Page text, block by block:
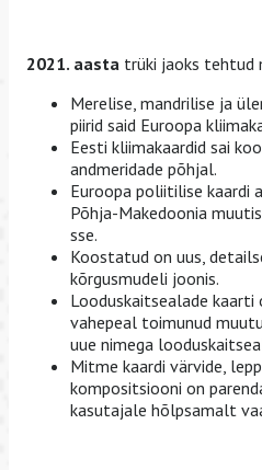
2021. aasta trüki jaoks tehtud
Merelise, mandrilise ja
piirid said Euroopa
Eesti kliimakaardid sai
andmeridade põhjal.
Euroopa poliitilise kaardi
Põhja-Makedoonia
sse.
Koostatud on uus,
kõrgusmudeli joonis.
Looduskaitsealade
vahepeal toimunud
uue nimega
Mitme kaardi värvide,
kompositsiooni on
kasutajale hõlpsamalt